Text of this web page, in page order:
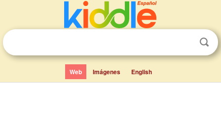
Web Imágenes English